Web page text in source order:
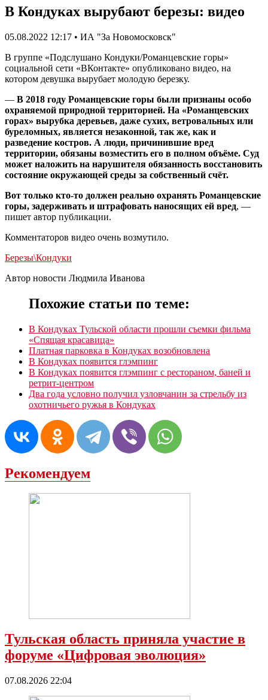
В Кондуках вырубают березы: видео
05.08.2022 12:17 • ИА "За Новомосковск"
В группе «Подслушано Кондуки/Романцевские горы»
социальной сети «ВКонтакте» опубликовано видео, на
котором девушка вырубает молодую березку.
— В 2018 году Романцевские горы были признаны особо
охраняемой природной территорией. На «Романцевских
горах» вырубка деревьев, даже сухих, ветровальных или
буреломных, является незаконной, так же, как и
разведение костров. А люди, причинившие вред
территории, обязаны возместить его в полном объёме. Суд
может наложить на нарушителя обязанность восстановить
состояние окружающей среды за собственный счёт.
Вот только кто-то должен реально охранять Романцевские
горы, задерживать и штрафовать наносящих ей вред, —
пишет автор публикации.
Комментаторов видео очень возмутило.
Березы\Кондуки
Автор новости Людмила Иванова
Похожие статьи по теме:
В Кондуках Тульской области прошли съемки фильма
«Спящая красавица»
Платная парковка в Кондуках возобновлена
В Кондуках появится глэмпинг
В Кондуках появится глэмпинг с рестораном, баней и
ретрит-центром
Два года условно получил узловчанин за стрельбу из
охотничьего ружья в Кондуках
Рекомендуем
Тульская область приняла участие в
форуме «Цифровая эволюция»
07.08.2026 22:04